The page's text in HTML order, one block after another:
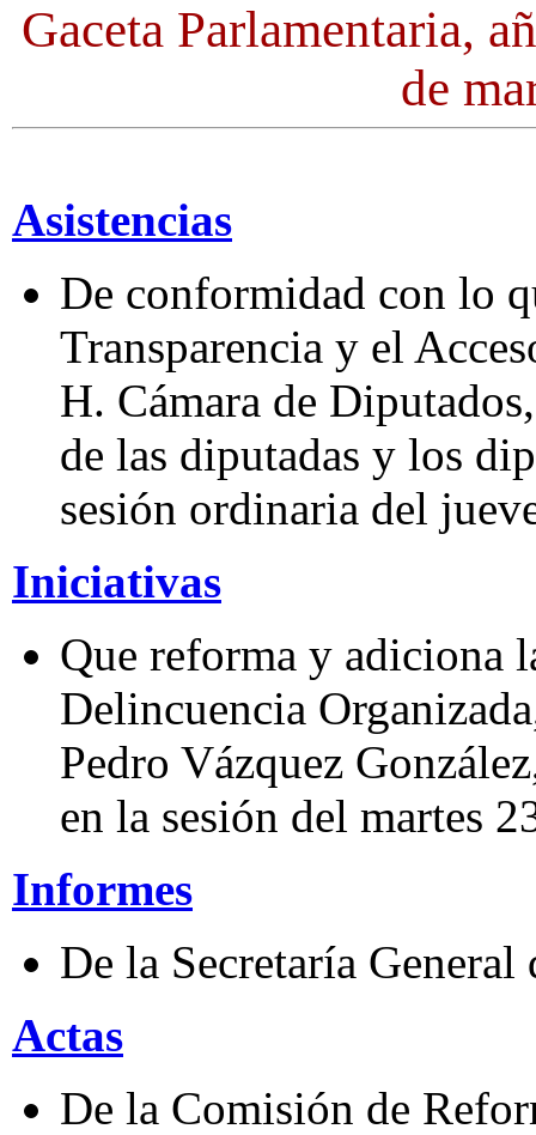
Gaceta Parlamentaria,
de
Asistencias
De conformidad con lo
Transparencia y el
H. Cámara de
de las diputadas y los
sesión ordinaria del
Iniciativas
Que reforma y adiciona
Delincuencia
Pedro Vázquez
en la sesión del martes
Informes
De la Secretaría
Actas
De la Comisión de